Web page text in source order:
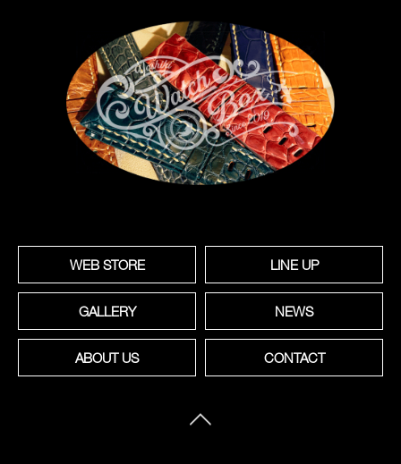
WEB STORE LINE UP
GALLERY NEWS
ABOUT US CONTACT